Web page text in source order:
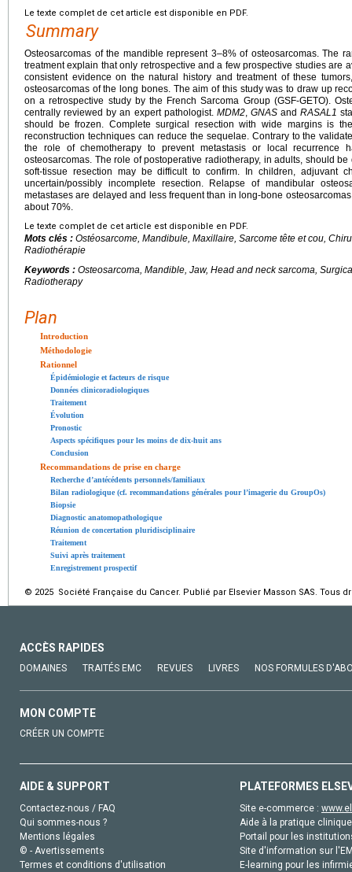
Le texte complet de cet article est disponible en PDF.
Summary
Osteosarcomas of the mandible represent 3–8% of osteosarcomas. The
treatment explain that only retrospective and a few prospective studies are
consistent evidence on the natural history and treatment of these
osteosarcomas of the long bones. The aim of this study was to draw up
on a retrospective study by the French Sarcoma Group (GSF-GETO).
centrally reviewed by an expert pathologist. MDM2, GNASandRASAL1
should be frozen. Complete surgical resection with wide margins is
reconstruction techniques can reduce the sequelae. Contrary to the
the role of chemotherapy to prevent metastasis or local recurrence
osteosarcomas. The role of postoperative radiotherapy, in adults, should
soft-tissue resection may be difficult to confirm. In children, adjuvant
uncertain/possibly incomplete resection. Relapse of mandibular
metastases are delayed and less frequent than in long-bone
about 70%.
Le texte complet de cet article est disponible en PDF.
Mots clés : Ostéosarcome, Mandibule, Maxillaire, Sarcome tête et cou,
Radiothérapie
Keywords : Osteosarcoma, Mandible, Jaw, Head and neck sarcoma,
Radiotherapy
Plan
Introduction
Méthodologie
Rationnel
Épidémiologie et facteurs de risque
Données clinicoradiologiques
Traitement
Évolution
Pronostic
Aspects spécifiques pour les moins de dix-huit ans
Conclusion
Recommandations de prise en charge
Recherche d’antécédents personnels/familiaux
Bilan radiologique (cf. recommandations générales pour l’imagerie du GroupOs)
Biopsie
Diagnostic anatomopathologique
Réunion de concertation pluridisciplinaire
Traitement
Suivi après traitement
Enregistrement prospectif
© 2025 Société Française du Cancer. Publié par Elsevier Masson SAS. Tous
ACCÈS RAPIDES
DOMAINES TRAITÉS EMC REVUES LIVRES NOS FORMULES
MON COMPTE
CRÉER UN COMPTE
AIDE & SUPPORT
Contactez-nous / FAQ
Qui sommes-nous ?
Mentions légales
© - Avertissements
Termes et conditions d'utilisation
PLATEFORMES
Site e-commerce :
Aide à la pratique
Portail pour les
Site d'information sur
E-learning pour les